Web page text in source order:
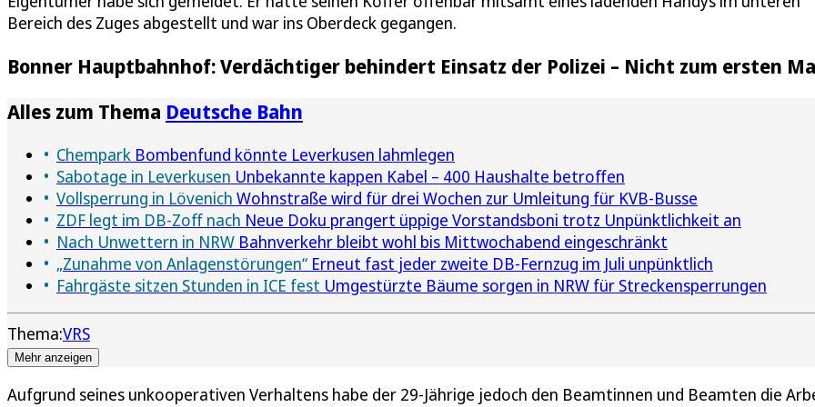
Bereich des Zuges abgestellt und war ins Oberdeck gegangen.
Bonner Hauptbahnhof: Verdächtiger behindert Einsatz der Polizei – Nicht zum ersten
Alles zum Thema Deutsche Bahn
Chempark Bombenfund könnte Leverkusen lahmlegen
Sabotage in Leverkusen Unbekannte kappen Kabel – 400 Haushalte betroffen
Vollsperrung in Lövenich Wohnstraße wird für drei Wochen zur Umleitung für KVB-Busse
ZDF legt im DB-Zoff nach Neue Doku prangert üppige Vorstandsboni trotz Unpünktlichkeit an
Nach Unwettern in NRW Bahnverkehr bleibt wohl bis Mittwochabend eingeschränkt
„Zunahme von Anlagenstörungen“ Erneut fast jeder zweite DB-Fernzug im Juli unpünktlich
Fahrgäste sitzen Stunden in ICE fest Umgestürzte Bäume sorgen in NRW für Streckensperrungen
Thema:VRS
Mehr anzeigen
Aufgrund seines unkooperativen Verhaltens habe der 29-Jährige jedoch den Beamtinnen und Beamten die